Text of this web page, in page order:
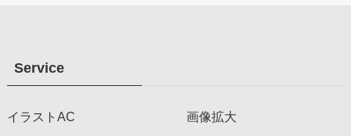
Service
イラストAC
画像拡大